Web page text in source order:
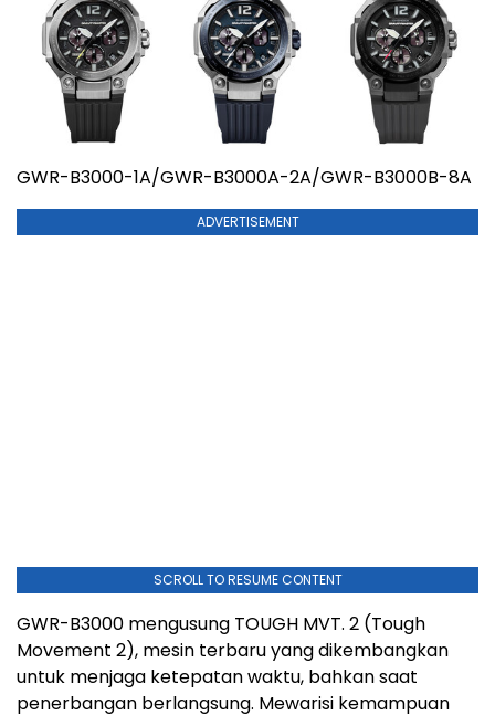
GWR-B3000-1A/GWR-B3000A-2A/GWR-B3000B-8A
ADVERTISEMENT
SCROLL TO RESUME CONTENT
GWR-B3000 mengusung TOUGH MVT. 2 (Tough
Movement 2), mesin terbaru yang dikembangkan
untuk menjaga ketepatan waktu, bahkan saat
penerbangan berlangsung. Mewarisi kemampuan